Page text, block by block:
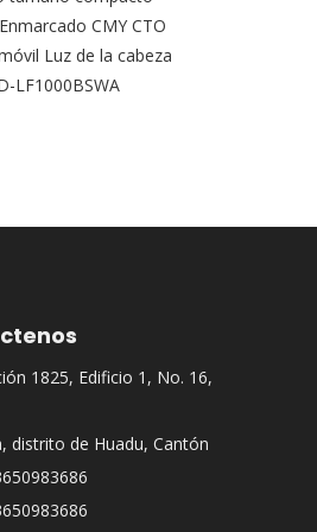
CMY CTO
Luz de la cabeza
LF1000BSWA
1825, Edificio 1, No. 16,
distrito de Huadu, Cantón